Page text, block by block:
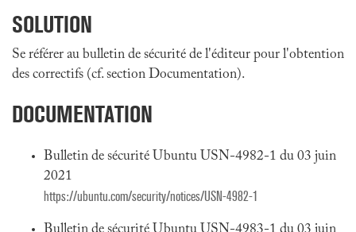
SOLUTION
Se référer au bulletin de sécurité de l'éditeur pour l'obtention
des correctifs (cf. section Documentation).
DOCUMENTATION
Bulletin de sécurité Ubuntu USN-4982-1 du 03 juin
2021
https://ubuntu.com/security/notices/USN-4982-1